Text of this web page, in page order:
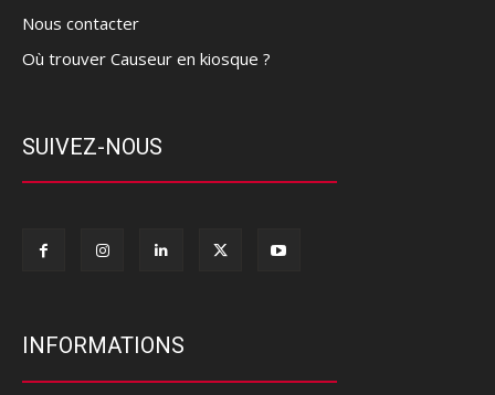
Nous contacter
Où trouver Causeur en kiosque ?
SUIVEZ-NOUS
INFORMATIONS